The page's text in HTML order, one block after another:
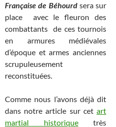
Française de Béhourdsera sur
place avec le fleuron des
combattants de ces tournois
en armures médiévales
d’époque et armes anciennes
scrupuleusement
reconstituées.
Comme nous l’avons déjà dit
dans notre article sur cet art
martial historiquetrès